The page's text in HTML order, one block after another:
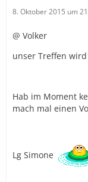
8. Oktober 2015 um
@ Volker
unser Treffen
Hab im Moment
mach mal einen
Lg Simone